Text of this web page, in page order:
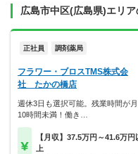
広島市中区(広島県)エリ
正社員 調剤薬局
フラワー・ブロスTMS株式会
社 たかの橋店
週休3日も選択可能。残業時間が月
10時間未満！働き…
【月収】37.5万円～41.6万円
上